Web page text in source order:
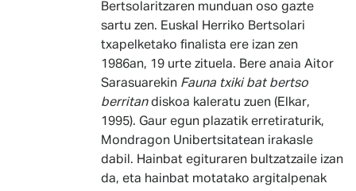
Bertsolaritzaren munduan oso gazte
sartu zen. Euskal Herriko Bertsolari
txapelketako finalista ere izan zen
1986an, 19 urte zituela. Bere anaia Aitor
Sarasuarekin Fauna txiki bat bertso
berritandiskoa kaleratu zuen (Elkar,
1995). Gaur egun plazatik erretiraturik,
Mondragon Unibertsitatean irakasle
dabil. Hainbat egituraren bultzatzaile izan
da, eta hainbat motatako argitalpenak